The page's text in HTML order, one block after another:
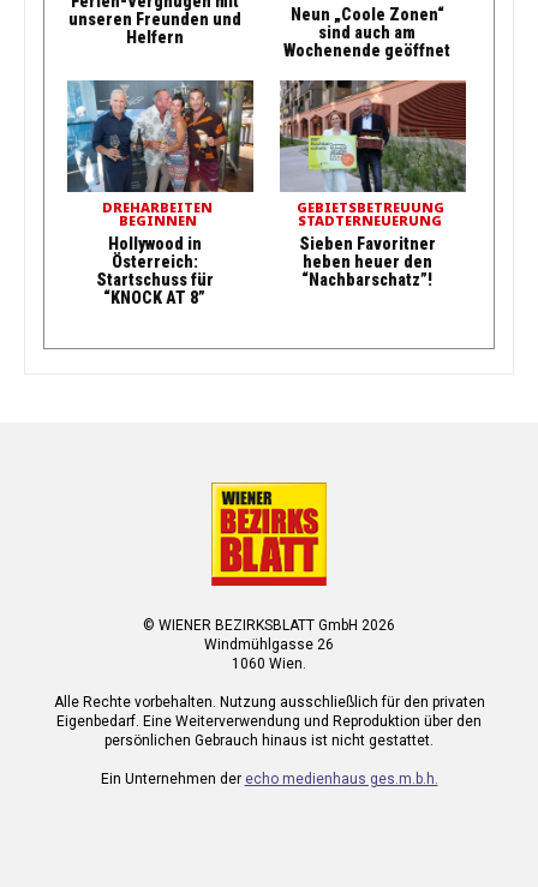
unseren Freunden und
Helfern
Neun „Coole Zonen“
sind auch am
Wochenende geöffnet
DREHARBEITEN
BEGINNEN
Hollywood in
Österreich:
Startschuss für
“KNOCK AT 8”
GEBIETSBETREUUNG
STADTERNEUERUNG
Sieben Favoritner
heben heuer den
“Nachbarschatz”!
© WIENER BEZIRKSBLATT GmbH 2026
Windmühlgasse 26
1060 Wien.
Alle Rechte vorbehalten. Nutzung ausschließlich für den privaten
Eigenbedarf. Eine Weiterverwendung und Reproduktion über den
persönlichen Gebrauch hinaus ist nicht gestattet.
Ein Unternehmen der echo medienhaus ges.m.b.h.